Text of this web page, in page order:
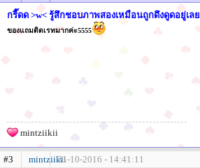
กรี๊ดด >w< รู้สึกชอบภาพสองเหมือนถูกดึงดูดอยู่เลย
ของแถมติดเรทมากค่ะ5555
mintziikii
#3 mintziikii31-10-2016 - 14:41:11